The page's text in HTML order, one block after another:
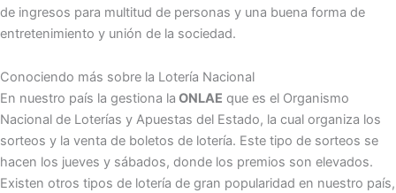
de ingresos para multitud de personas y una buena forma de
entretenimiento y unión de la sociedad.
Conociendo más sobre la Lotería Nacional
En nuestro país la gestiona la ONLAE que es el Organismo
Nacional de Loterías y Apuestas del Estado, la cual organiza los
sorteos y la venta de boletos de lotería. Este tipo de sorteos se
hacen los jueves y sábados, donde los premios son elevados.
Existen otros tipos de lotería de gran popularidad en nuestro país,